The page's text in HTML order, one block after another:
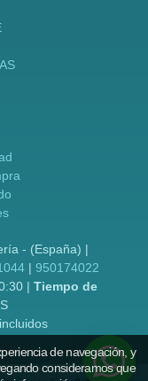
- (España) |
| 950174022
| Tiempo de
de navegación, y
consideramos que